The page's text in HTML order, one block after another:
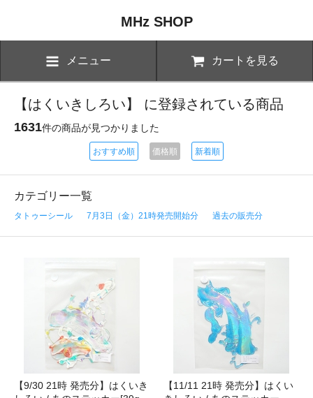
MHz SHOP
メニュー カートを見る
【はくいきしろい】 に登録されている商品
1631件の商品が見つかりました
おすすめ順 価格順 新着順
カテゴリー一覧
タトゥーシール 7月3日（金）21時発売開始分 過去の販売分
【9/30 21時 発売分】はくいき
【11/11 21時 発売分】はくい